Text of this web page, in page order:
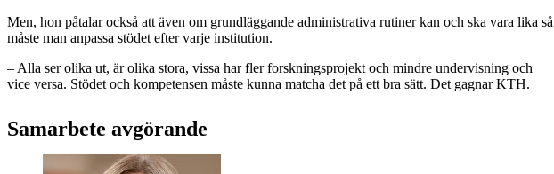
Men, hon påtalar också att även om grundläggande administrativa rutiner kan och ska vara lika så
måste man anpassa stödet efter varje institution.
– Alla ser olika ut, är olika stora, vissa har fler forskningsprojekt och mindre undervisning och
vice versa. Stödet och kompetensen måste kunna matcha det på ett bra sätt. Det gagnar KTH.
Samarbete avgörande